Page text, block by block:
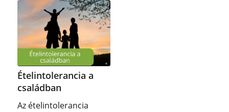
Ételintolerancia a
családban
Az ételintolerancia